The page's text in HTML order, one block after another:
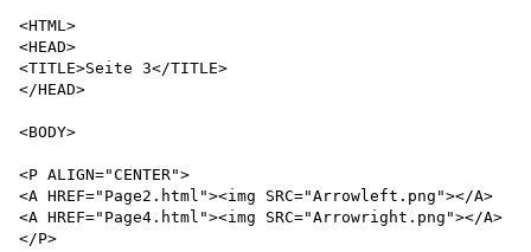
<HTML>
<HEAD>
<TITLE>Seite 3</TITLE>
</HEAD>
<BODY>
<P ALIGN="CENTER">
<A HREF="Page2.html"><img SRC="Arrowleft.png"></A>
<A HREF="Page4.html"><img SRC="Arrowright.png"></A>
</P>